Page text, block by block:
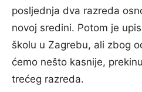
posljednja dva razreda
novoj sredini. Potom je
školu u Zagrebu, ali zbog
ćemo nešto kasnije,
trećeg razreda.